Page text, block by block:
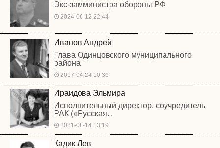
Экс-замминистра обороны РФ
2024-06-12 22:44
Иванов Андрей
Глава Одинцовского муниципального
района
2017-04-24 10:36
Ираидова Эльмира
Исполнительный директор, соучредитель
РАК («Русская...
2021-08-14 13:19
Кадик Лев